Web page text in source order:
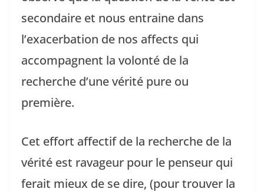
secondaire et nous entraine dans
l’exacerbation de nos affects qui
accompagnent la volonté de la
recherche d’une vérité pure ou
première.
Cet effort affectif de la recherche de la
vérité est ravageur pour le penseur qui
ferait mieux de se dire, (pour trouver la